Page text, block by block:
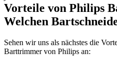
Vorteile von Philips
Welchen
Sehen wir uns als nächstes die
Barttrimmer von Philips an: